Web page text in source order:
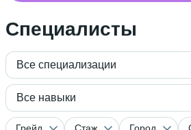
Специалисты
Все специализации
Все навыки